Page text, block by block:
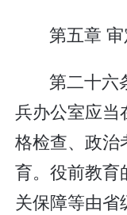
第五章
第二十六
兵办公室应当
格检查、政治
育。役前教育
关保障等由